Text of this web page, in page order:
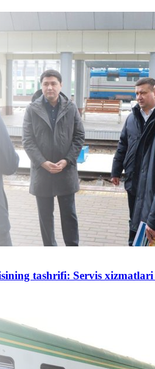
tashrifi: Servis